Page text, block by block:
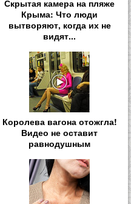
Скрытая камера на пляже
Крыма: Что люди
вытворяют, когда их не
видят...
Королева вагона отожгла!
Видео не оставит
равнодушным